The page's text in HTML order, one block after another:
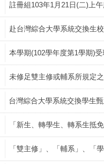
註冊組103年1月21日(二)上
赴台灣綜合大學系統交換生
本學期(102學年度第1學期)
未修足雙主修或輔系所規定
台灣綜合大學系統交換學生
「新生、轉學生、轉系生抵
「雙主修」、「輔系」、「